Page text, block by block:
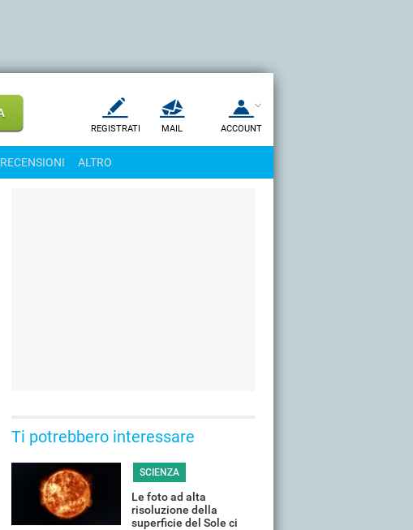
REGISTRATI MAIL ACCOUNT
RECENSIONI ALTRO
Ti potrebbero interessare
SCIENZA
Le foto ad alta
risoluzione della
superficie del Sole ci